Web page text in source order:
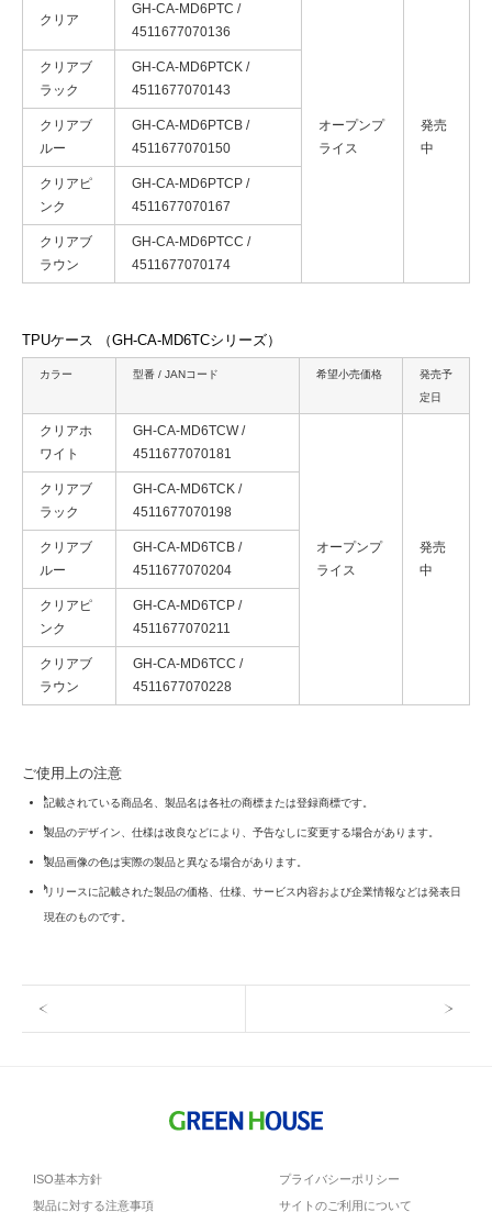
クリア
GH-CA-MD6PTC /
4511677070136
オープンプ
ライス
発売
中
クリアブ
ラック
GH-CA-MD6PTCK /
4511677070143
クリアブ
ルー
GH-CA-MD6PTCB /
4511677070150
クリアピ
ンク
GH-CA-MD6PTCP /
4511677070167
クリアブ
ラウン
GH-CA-MD6PTCC /
4511677070174
TPUケース （GH-CA-MD6TCシリーズ）
カラー 型番 / JANコード 希望小売価格
発売予
定日
クリアホ
ワイト
GH-CA-MD6TCW /
4511677070181
オープンプ
ライス
発売
中
クリアブ
ラック
GH-CA-MD6TCK /
4511677070198
クリアブ
ルー
GH-CA-MD6TCB /
4511677070204
クリアピ
ンク
GH-CA-MD6TCP /
4511677070211
クリアブ
ラウン
GH-CA-MD6TCC /
4511677070228
ご使用上の注意
記載されている商品名、製品名は各社の商標または登録商標です。
製品のデザイン、仕様は改良などにより、予告なしに変更する場合があります。
製品画像の色は実際の製品と異なる場合があります。
リリースに記載された製品の価格、仕様、サービス内容および企業情報などは発表日
現在のものです。
ISO基本方針
プライバシーポリシー
製品に対する注意事項
サイトのご利用について